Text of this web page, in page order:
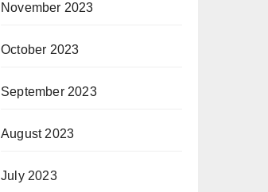
November 2023
October 2023
September 2023
August 2023
July 2023